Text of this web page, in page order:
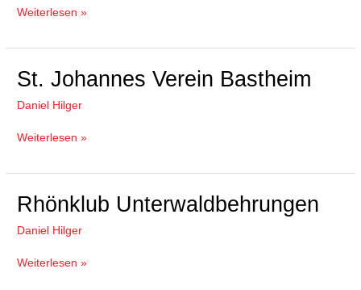
e.
Weiterlesen »
St. Johannes Verein Bastheim
Daniel Hilger
St.
Johannes
Verein
Weiterlesen »
Rhönklub Unterwaldbehrungen
Daniel Hilger
Rhönklub
Unterwaldbehrungen
Weiterlesen »